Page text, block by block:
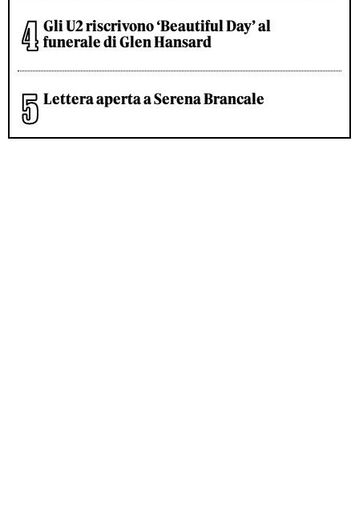
Gli U2 riscrivono ‘Beautiful Day’ al
funerale di Glen Hansard
Lettera aperta a Serena Brancale